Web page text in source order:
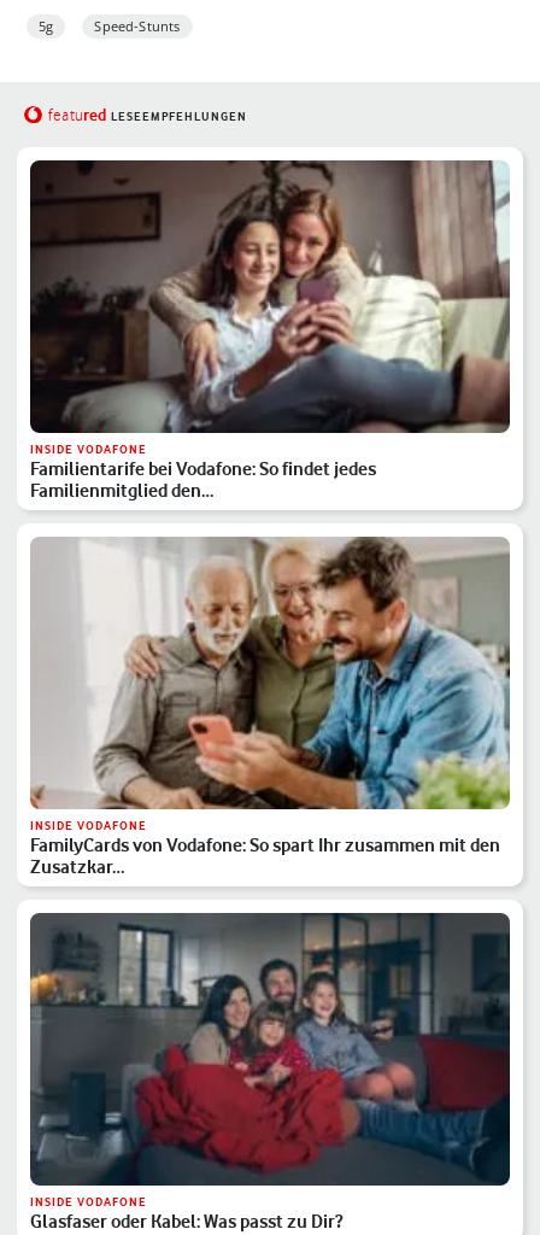
5g Speed-Stunts
featured LESEEMPFEHLUNGEN
INSIDE VODAFONE
Familientarife bei Vodafone: So findet jedes
Familienmitglied den…
INSIDE VODAFONE
FamilyCards von Vodafone: So spart Ihr zusammen mit den
Zusatzkar…
INSIDE VODAFONE
Glasfaser oder Kabel: Was passt zu Dir?